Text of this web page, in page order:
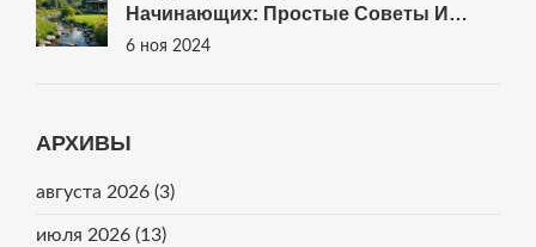
Начинающих: Простые Советы И
Идеи
6 ноя 2024
АРХИВЫ
августа 2026 (3)
июля 2026 (13)